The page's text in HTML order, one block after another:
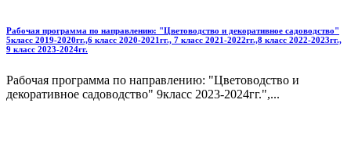
Рабочая программа по направлению: "Цветоводство и декоративное садоводство"
5класс 2019-2020гг.,6 класс 2020-2021гг., 7 класс 2021-2022гг.,8 класс 2022-2023гг.,
9 класс 2023-2024гг.
Рабочая программа по направлению: "Цветоводство и
декоративное садоводство" 9класс 2023-2024гг.",...